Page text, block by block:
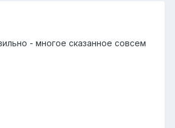
- многое сказанное совсем